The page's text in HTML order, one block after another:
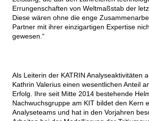
Errungenschaften von Weltmaßstab der
Diese wären ohne die enge
Partner mit ihrer einzigartigen Expertise
gewesen.“
Als Leiterin der KATRIN Analyseaktivitäten
Kathrin Valerius einen wesentlichen Anteil
Erfolg. Ihre seit Mitte 2014 bestehende
Nachwuchsgruppe am KIT bildet den Kern
Analyseteams und hat in den Vorjahren